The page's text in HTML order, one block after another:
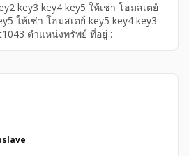
key3 key4 key5 ให้เช่า โฮมสเตย์
ให้เช่า โฮมสเตย์ key5 key4 key3
ตำแหน่งทรัพย์ ที่อยู่ :